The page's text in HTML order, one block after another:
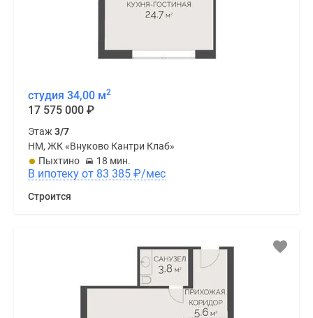
студия 34,00 м2
17 575 000 ₽
Этаж3/7
НМ, ЖК «Внуково Кантри Клаб»
Пыхтино
18 мин.
В ипотеку от 83 385 ₽/мес
Строится